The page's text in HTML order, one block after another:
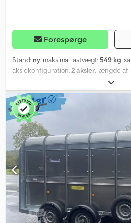
omkostninger - vægtreduktion mulig
Find flere tilbud og information på
ikke linkes direkte, så søg blot efter
søgemaskine. Billeder kan vise
ændringer og mellemsalg.
Forespørge
Stand: ny, maksimal lastvægt: 549 kg,
akslekonfiguration:2 aksler, længde af
,
lastepladsvolumen:1,4 m³, farve:anden
arbejdsbredde:
1.490 mm
, Producent:
Brenderup 3251T, 3251ST UB,
tandem, uden bremser Nyttelast: 549
Kassens mål: 2500 x 1420 x 350 mm
610 mm Alle sidevægge kan
inklusive registreringsattest (del II og
stort antal trailere fra følgende
Humbaur, Hapert, Unsinn og Neptun
forespørgsel kan vi udstede et gratis
reparerer trailere fra alle producenter.
på forespørgsel. Tekniske ændringer,
forbeholdes. Der påtages intet ansvar